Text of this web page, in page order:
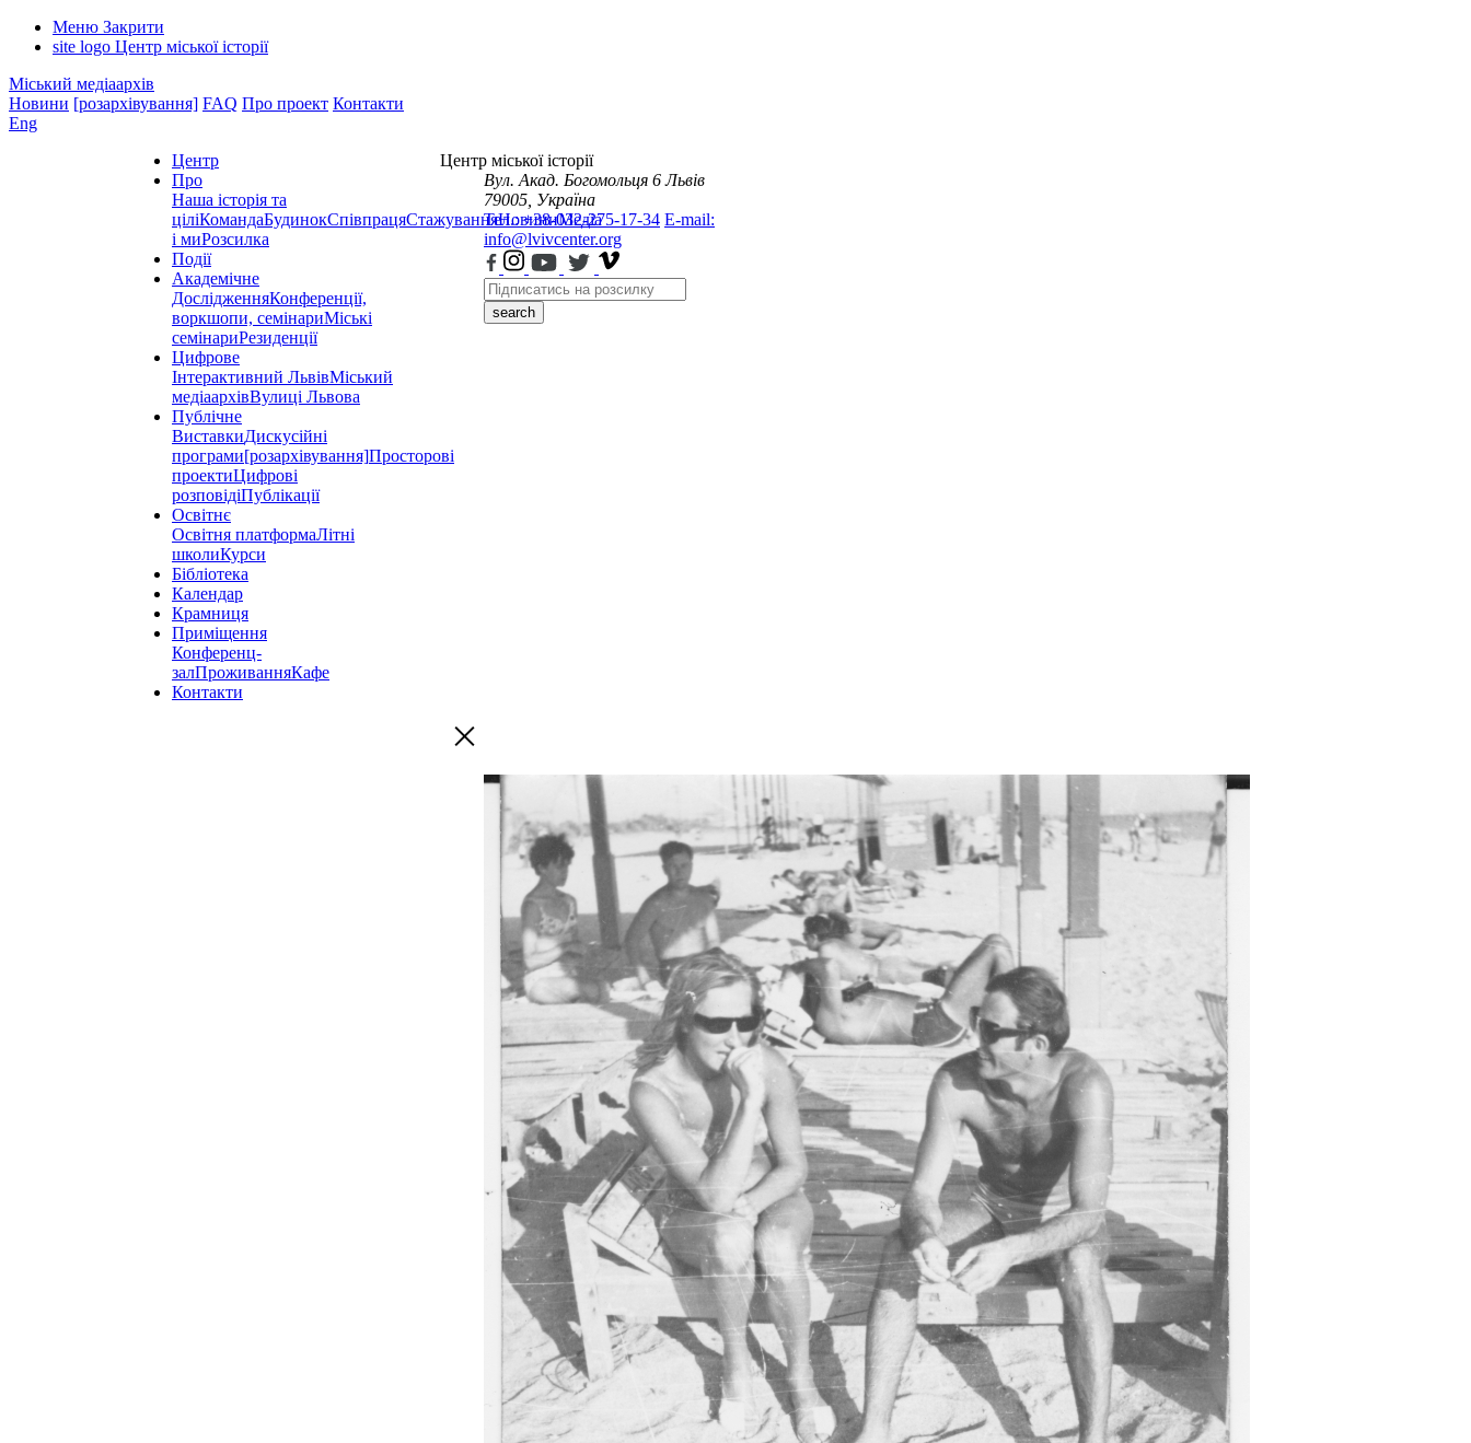
Меню Закрити
site logo Центр міської історії
Міський медіаархів
Новини [розархівування] FAQ Про проект Контакти
Eng
Центр
Про
Наша історія та
ціліКомандаБудинокСпівпрацяСтажуванняНовиниМедіа
і миРозсилка
Події
Академічне
ДослідженняКонференції,
воркшопи, семінариМіські
семінариРезиденції
Цифрове
Інтерактивний ЛьвівМіський
медіаархівВулиці Львова
Публічне
ВиставкиДискусійні
програми[розархівування]Просторові
проектиЦифрові
розповідіПублікації
Освітнє
Освітня платформаЛітні
школиКурси
Бібліотека
Календар
Крамниця
Приміщення
Конференц-
залПроживанняКафе
Контакти
Центр міської історії
Вул. Акад. Богомольця 6 Львів
79005, Україна
Тел.: +38-032-275-17-34 E-mail:
info@lvivcenter.org
search